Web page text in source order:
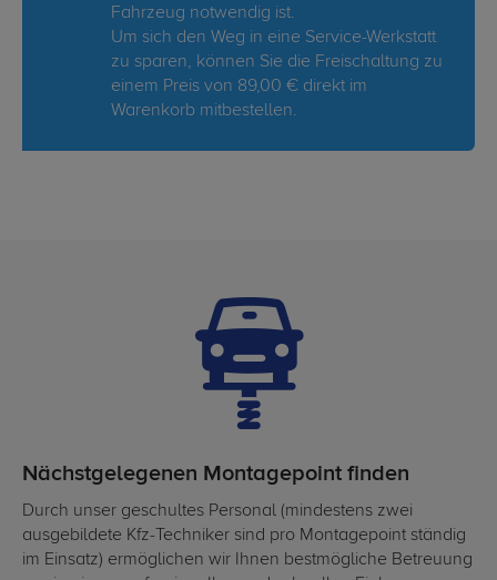
Fahrzeug notwendig ist.
Um sich den Weg in eine Service-Werkstatt
zu sparen, können Sie die Freischaltung zu
einem Preis von 89,00 € direkt im
Warenkorb mitbestellen.
Nächstgelegenen Montagepoint finden
Durch unser geschultes Personal (mindestens zwei
ausgebildete Kfz-Techniker sind pro Montagepoint ständig
im Einsatz) ermöglichen wir Ihnen bestmögliche Betreuung